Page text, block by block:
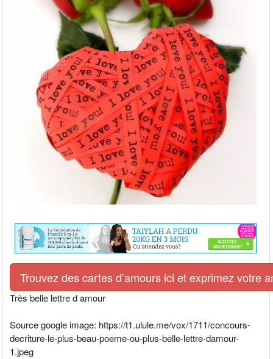
Trouvez des cartes d’amours ici et exprimez votre
Très belle lettre d amour
Source google image: https://t1.ulule.me/vox/1711/concours-
decriture-le-plus-beau-poeme-ou-plus-belle-lettre-damour-
1.jpeg